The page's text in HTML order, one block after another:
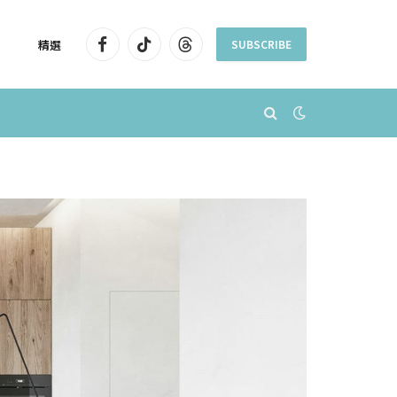
精選 FacebookTikTokThreadsSUBSCRIBE